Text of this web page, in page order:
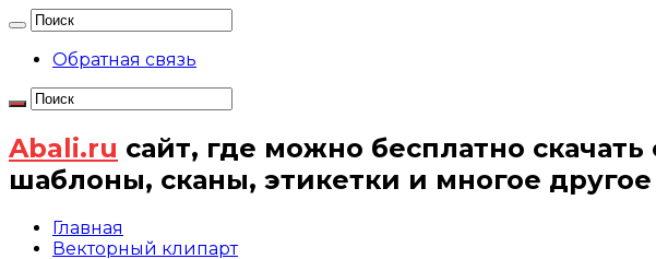
Обратная связь
Abali.ru сайт, где можно бесплатно
шаблоны, сканы, этикетки и многое другое
Главная
Векторный клипарт